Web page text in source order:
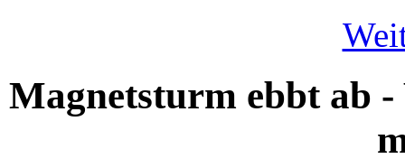
Magnetsturm ebbt ab